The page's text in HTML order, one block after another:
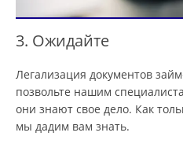
3. Ожидайте
Легализация документов
позвольте нашим
они знают свое дело. Как
мы дадим вам знать.